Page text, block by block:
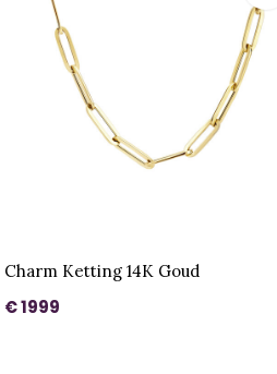
Charm Ketting 14K Goud
€ 1999